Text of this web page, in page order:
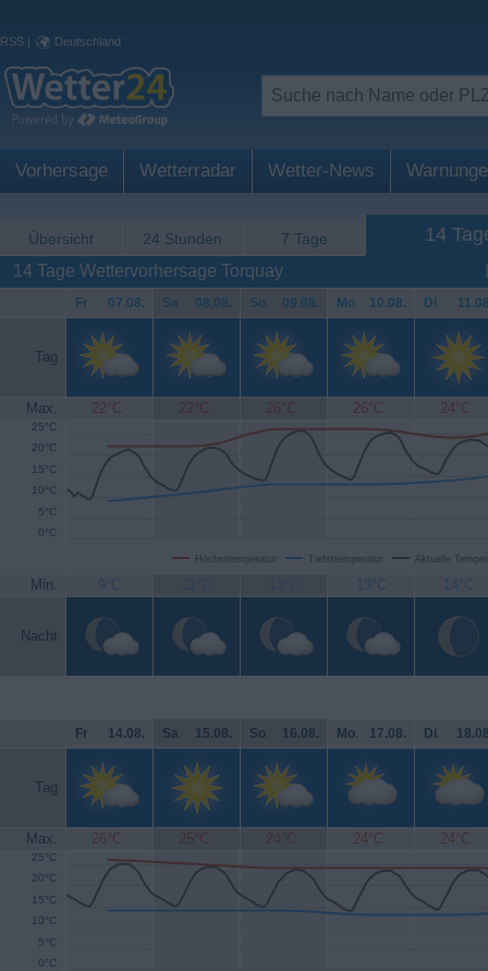
RSS | Deutschland
Vorhersage Wetterradar Wetter-News
Übersicht 24 Stunden 7 Tage 14
14 Tage Wettervorhersage Torquay
Fr. 07.08. Sa. 08.08. So. 09.08. Mo. 10.08. Di.
Tag
Max. 22°C 22°C 26°C 26°C 24°C
Höchsttemperatur Tiefsttemperatur Aktuelle
0°C
5°C
10°C
15°C
20°C
25°C
Min. 9°C 11°C 13°C 13°C 14°C
Nacht
Fr. 14.08. Sa. 15.08. So. 16.08. Mo. 17.08. Di.
Tag
Max. 26°C 25°C 24°C 24°C 24°C
0°C
5°C
10°C
15°C
20°C
25°C